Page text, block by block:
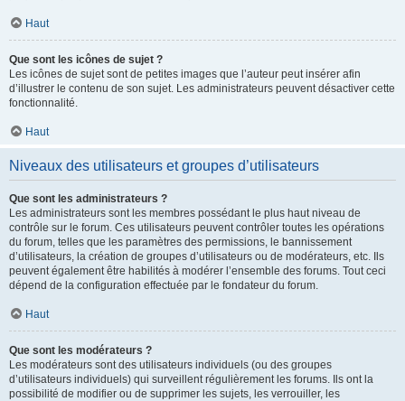
Haut
Que sont les icônes de sujet ?
Les icônes de sujet sont de petites images que l’auteur peut insérer afin
d’illustrer le contenu de son sujet. Les administrateurs peuvent désactiver cette
fonctionnalité.
Haut
Niveaux des utilisateurs et groupes d’utilisateurs
Que sont les administrateurs ?
Les administrateurs sont les membres possédant le plus haut niveau de
contrôle sur le forum. Ces utilisateurs peuvent contrôler toutes les opérations
du forum, telles que les paramètres des permissions, le bannissement
d’utilisateurs, la création de groupes d’utilisateurs ou de modérateurs, etc. Ils
peuvent également être habilités à modérer l’ensemble des forums. Tout ceci
dépend de la configuration effectuée par le fondateur du forum.
Haut
Que sont les modérateurs ?
Les modérateurs sont des utilisateurs individuels (ou des groupes
d’utilisateurs individuels) qui surveillent régulièrement les forums. Ils ont la
possibilité de modifier ou de supprimer les sujets, les verrouiller, les